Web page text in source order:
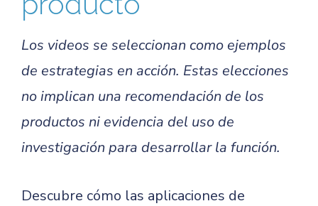
Los videos se seleccionan como ejemplos
de estrategias en acción. Estas elecciones
no implican una recomendación de los
productos ni evidencia del uso de
investigación para desarrollar la función.
Descubre cómo las aplicaciones de